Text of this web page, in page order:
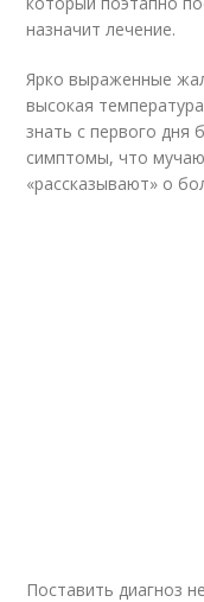
назначит лечение.
Ярко выраженные
высокая
знать с первого дня
симптомы, что
«рассказывают» о
Поставить диагноз